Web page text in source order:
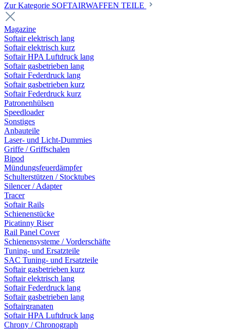
Zur Kategorie SOFTAIRWAFFEN TEILE
Magazine
Softair elektrisch lang
Softair elektrisch kurz
Softair HPA Luftdruck lang
Softair gasbetrieben lang
Softair Federdruck lang
Softair gasbetrieben kurz
Softair Federdruck kurz
Patronenhülsen
Speedloader
Sonstiges
Anbauteile
Laser- und Licht-Dummies
Griffe / Griffschalen
Bipod
Mündungsfeuerdämpfer
Schulterstützen / Stocktubes
Silencer / Adapter
Tracer
Softair Rails
Schienenstücke
Picatinny Riser
Rail Panel Cover
Schienensysteme / Vorderschäfte
Tuning- und Ersatzteile
SAC Tuning- und Ersatzteile
Softair gasbetrieben kurz
Softair elektrisch lang
Softair Federdruck lang
Softair gasbetrieben lang
Softairgranaten
Softair HPA Luftdruck lang
Chrony / Chronograph